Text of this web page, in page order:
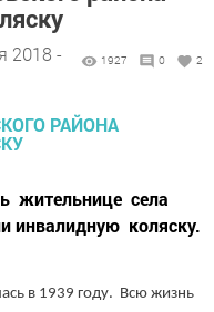
2018 -
1927 0 2
жительнице села
инвалидную коляску.
в 1939 году. Всю жизнь